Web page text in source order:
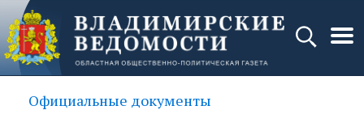
Официальные документы